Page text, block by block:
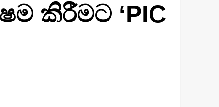
කිරීමට ‘PIC